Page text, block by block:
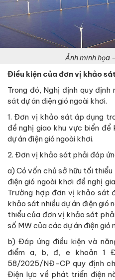
Ảnh minh họa
Điều kiện của đơn vị khảo
Trong đó, Nghị định quy
sát dự án điện gió ngoài khơi.
1. Đơn vị khảo sát áp dụng
đề nghị giao khu vực biển
dự án điện gió ngoài khơi.
2. Đơn vị khảo sát phải đáp
a) Có vốn chủ sở hữu tối
điện gió ngoài khơi đề nghị
Trường hợp đơn vị khảo sát
khảo sát nhiều dự án điện gió
thiểu của đơn vị khảo sát
số MW của các dự án điện
b) Đáp ứng điều kiện và
điểm a, b, đ, e khoản 1
58/2025/NĐ-CP quy định
Điện lực về phát triển điện